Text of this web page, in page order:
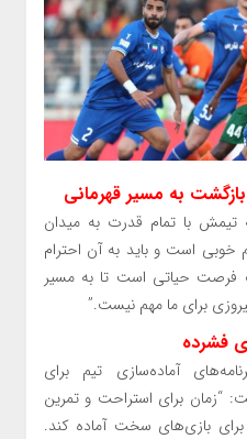
به مسیر قهرمانی
تیمش با تمام قدرت به میدان
است و باید به آن احترام
فرصت حیاتی است تا به مسیر
برای ما مهم نیست.”
فشرده
آماده‌سازی تیم برای
“زمان برای استراحت و تمرین
بازی‌های سخت آماده کند.